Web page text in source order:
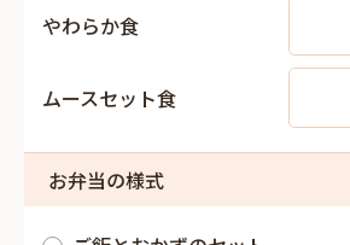
やわらか食
ムースセット食
お弁当の様式